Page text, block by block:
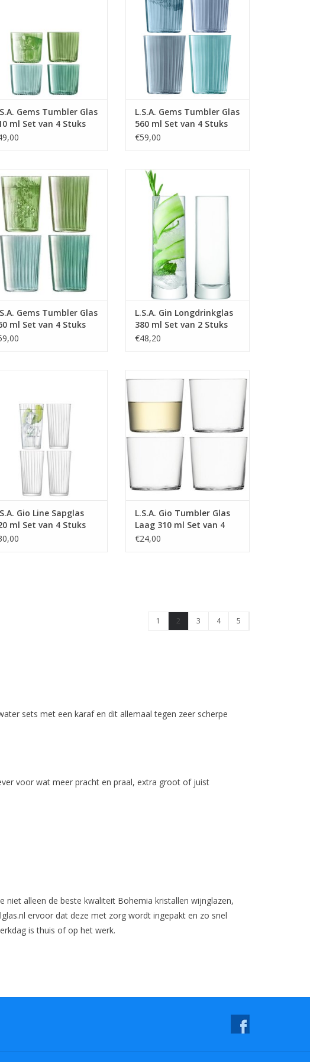
Gems Tumbler Glas
ml Set van 4 Stuks
MEER INFO
L.S.A. Gems Tumbler Glas
560 ml Set van 4 Stuks
Assorti
€59,00
Gems Tumbler Glas 560 ml Set
van 4 Stuks Assorti
MEER INFO
Gems Tumbler Glas
ml Set van 4 Stuks
Gin Longdrinkglas 380 ml Set van
MEER INFO
L.S.A. Gin Longdrinkglas
380 ml Set van 2 Stuks
€48,20
MEER INFO
Gio Line Sapglas
ml Set van 4 Stuks
van 4 Stuks
MEER INFO
L.S.A. Gio Tumbler Glas
Laag 310 ml Set van 4
Stuks
€24,00
1 2 3 4 5
sets met een karaf en dit allemaal tegen zeer scherpe
voor wat meer pracht en praal, extra groot of juist
niet alleen de beste kwaliteit Bohemia kristallen wijnglazen,
ervoor dat deze met zorg wordt ingepakt en zo snel
is thuis of op het werk.